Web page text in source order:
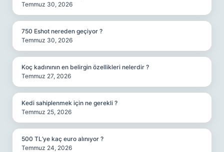
Temmuz 30, 2026
750 Eshot nereden geçiyor ?
Temmuz 30, 2026
Koç kadınının en belirgin özellikleri nelerdir ?
Temmuz 27, 2026
Kedi sahiplenmek için ne gerekli ?
Temmuz 25, 2026
500 TL’ye kaç euro alınıyor ?
Temmuz 24, 2026